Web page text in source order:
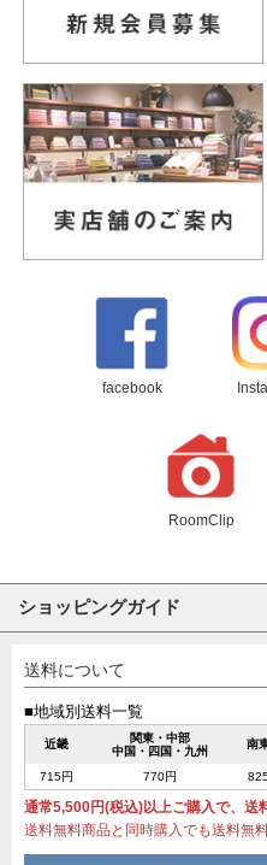
facebook
RoomClip
ショッピングガイド
送料について
■地域別送料一覧
近畿
関東・中部
中国・四国・九州
南
715円 770円
通常5,500円(税込)以上ご購入で、送
送料無料商品と同時購入でも送料無料